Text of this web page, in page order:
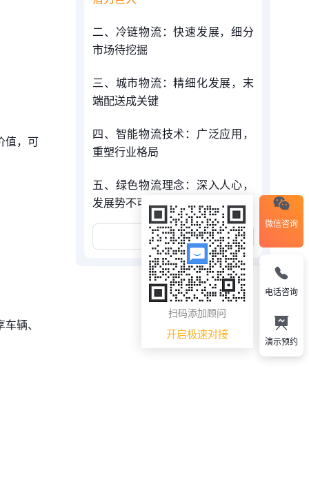
值，可
辆、
二、冷链物流：快速发展，细分
市场待挖掘
三、城市物流：精细化发展，末
端配送成关键
四、智能物流技术：广泛应用，
重塑行业格局
五、绿色物流理念：深入人心，
发展势不可挡
展开更多
微信咨询
扫码添加顾问
开启极速对接
电话咨询
演示预约